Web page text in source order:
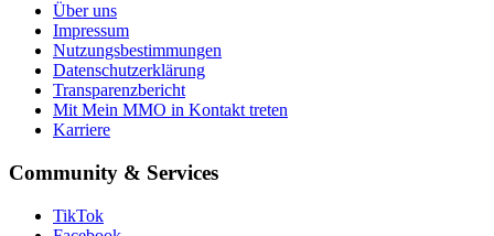
Über uns
Impressum
Nutzungsbestimmungen
Datenschutzerklärung
Transparenzbericht
Mit Mein MMO in Kontakt treten
Karriere
Community & Services
TikTok